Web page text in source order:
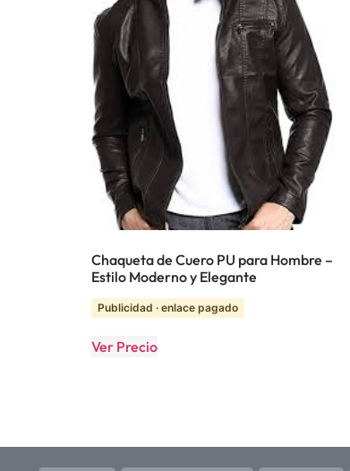
Chaqueta de Cuero PU para Hombre –
Estilo Moderno y Elegante
Publicidad · enlace pagado
Ver Precio